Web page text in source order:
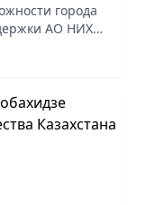
города
АО НИХ
vapress.kz